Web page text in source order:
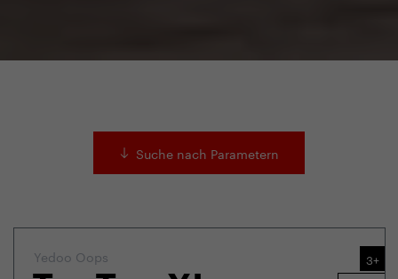
Suche nach Parametern
Yedoo Oops
3+